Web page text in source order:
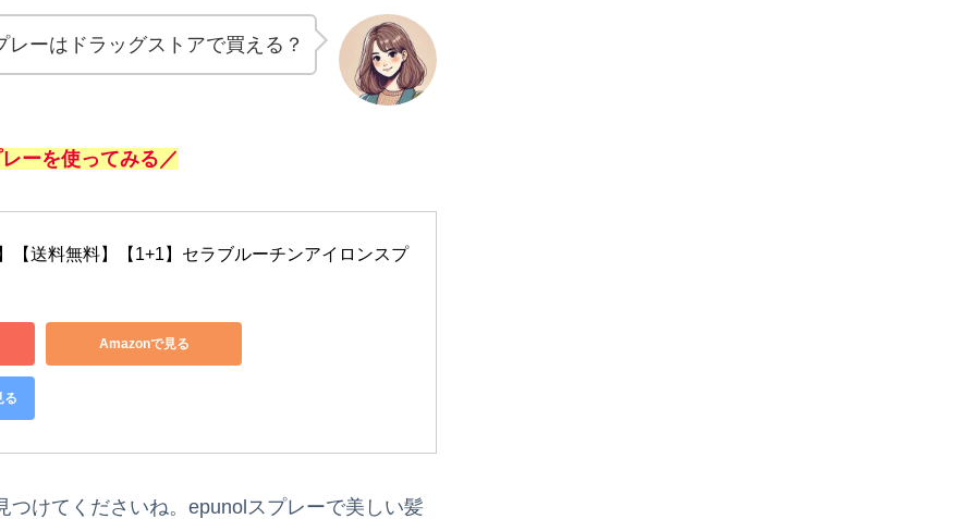
レーはドラッグストアで買える？
ーを使ってみる／
【送料無料】【1+1】セラブルーチンアイロンスプ
Amazonで見る
る
けてくださいね。epunolスプレーで美しい髪